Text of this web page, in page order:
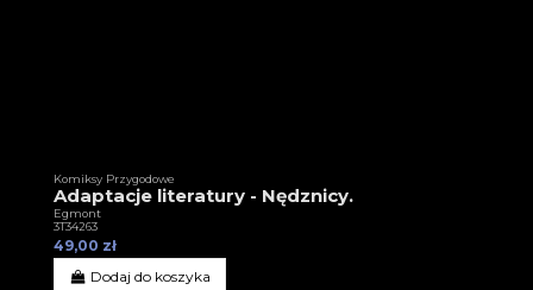
Komiksy Przygodowe
Adaptacje literatury - Nędznicy.
Egmont
3T34263
49,00 zł
Dodaj do koszyka